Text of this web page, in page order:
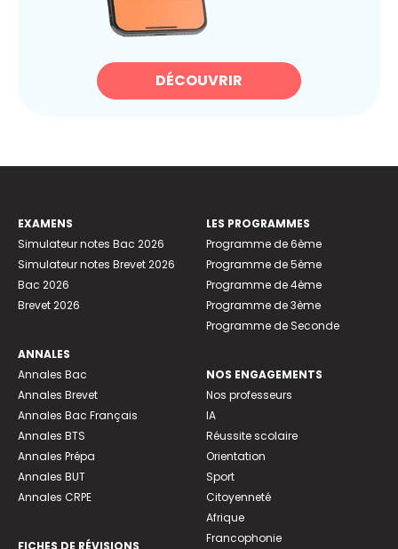
DÉCOUVRIR
EXAMENS
Simulateur notes Bac 2026
Simulateur notes Brevet 2026
Bac 2026
Brevet 2026
ANNALES
Annales Bac
Annales Brevet
Annales Bac Français
Annales BTS
Annales Prépa
Annales BUT
Annales CRPE
FICHES DE RÉVISIONS
LES PROGRAMMES
Programme de 6ème
Programme de 5ème
Programme de 4ème
Programme de 3ème
Programme de Seconde
NOS ENGAGEMENTS
Nos professeurs
IA
Réussite scolaire
Orientation
Sport
Citoyenneté
Afrique
Francophonie